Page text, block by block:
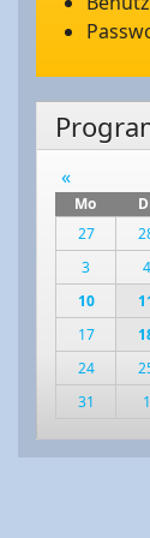
«
Mo
27
3
4
10
17
24
31
1